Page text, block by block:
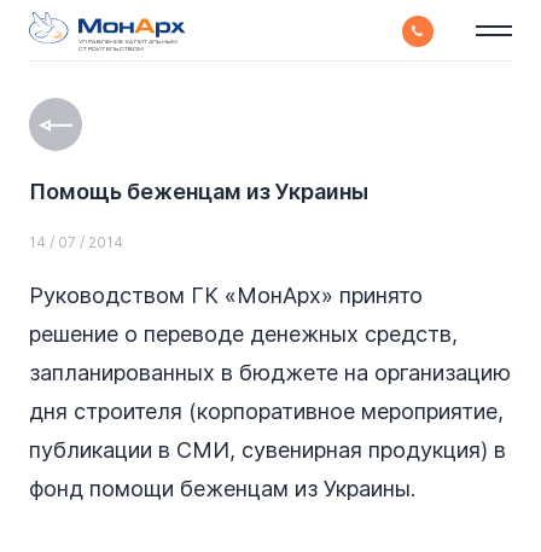
УПРАВЛЕНИЕ КАПИТАЛЬНЫМ
СТРОИТЕЛЬСТВОМ
Помощь беженцам из Украины
14 / 07 / 2014
Руководством ГК «МонАрх» принято
решение о переводе денежных средств,
запланированных в бюджете на организацию
дня строителя (корпоративное мероприятие,
публикации в СМИ, сувенирная продукция) в
фонд помощи беженцам из Украины.